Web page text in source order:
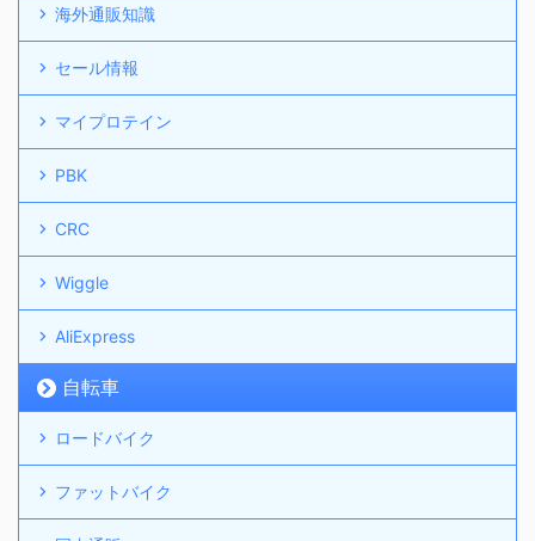
海外通販知識
セール情報
マイプロテイン
PBK
CRC
Wiggle
AliExpress
自転車
ロードバイク
ファットバイク